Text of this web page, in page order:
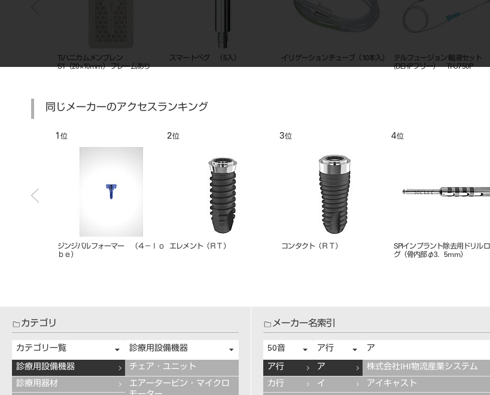
オン 310L（LEDラ バキュームチップアダプター エレメント（ＲＴ）
スマ－トペグマウント （5入）＃
100345
コンタクト（ＲＴ）
同じメーカーのアクセスランキング
ンプラント コンタクト
イニセルインプラント エレメント
イニセルインプラント コンタクト
イニセルインプラント エレメント
ボーンカウンタードリル
カテゴリ
カテゴリ一覧
診療用設備機器
診療用器材
診療用設備機器
チェア・ユニット
エアータービン・マイクロ
メーカー名索引
50音
ア行
カ行
ア行
ア
イ
ア
株式会社IHI物流産業システム
アイキャスト